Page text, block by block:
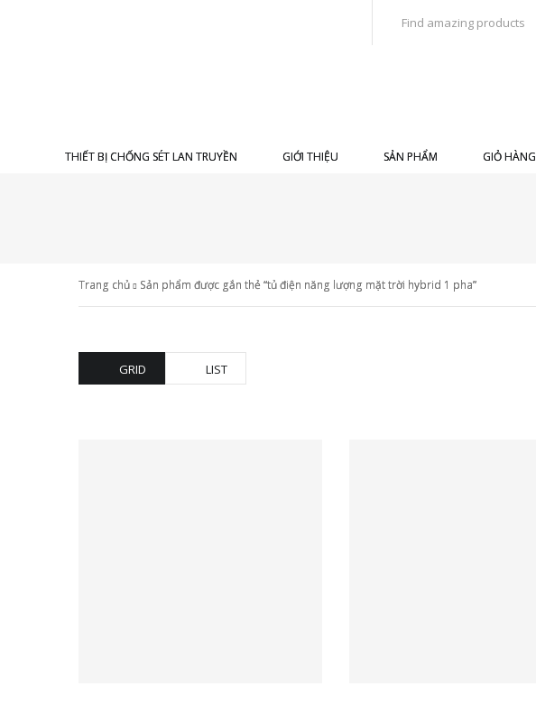
THIẾT BỊ CHỐNG SÉT LAN TRUYỀN GIỚI THIỆU SẢN PHẨM GIỎ HÀNG
Trang chủ Sản phẩm được gắn thẻ “tủ điện năng lượng mặt trời hybrid 1 pha”
GRID LIST